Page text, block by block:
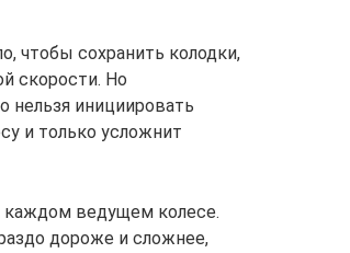
чтобы сохранить колодки,
скорости. Но
нельзя инициировать
и только усложнит
каждом ведущем колесе.
дороже и сложнее,